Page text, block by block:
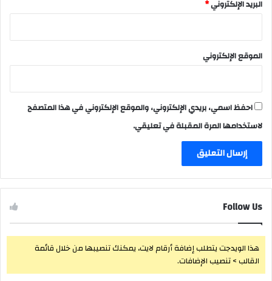
البريد الإلكتروني*
الموقع الإلكتروني
احفظ اسمي، بريدي الإلكتروني، والموقع الإلكتروني في هذا المتصفح
لاستخدامها المرة المقبلة في تعليقي.
Follow Us
هذا الويدجت يتطلب إضافة أرقام لايت، يمكنك تنصيبها من خلال قائمة
القالب > تنصيب الإضافات.